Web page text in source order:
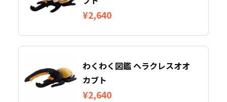
¥2,640
わくわく図鑑 ヘラクレスオオ
カブト
¥2,640